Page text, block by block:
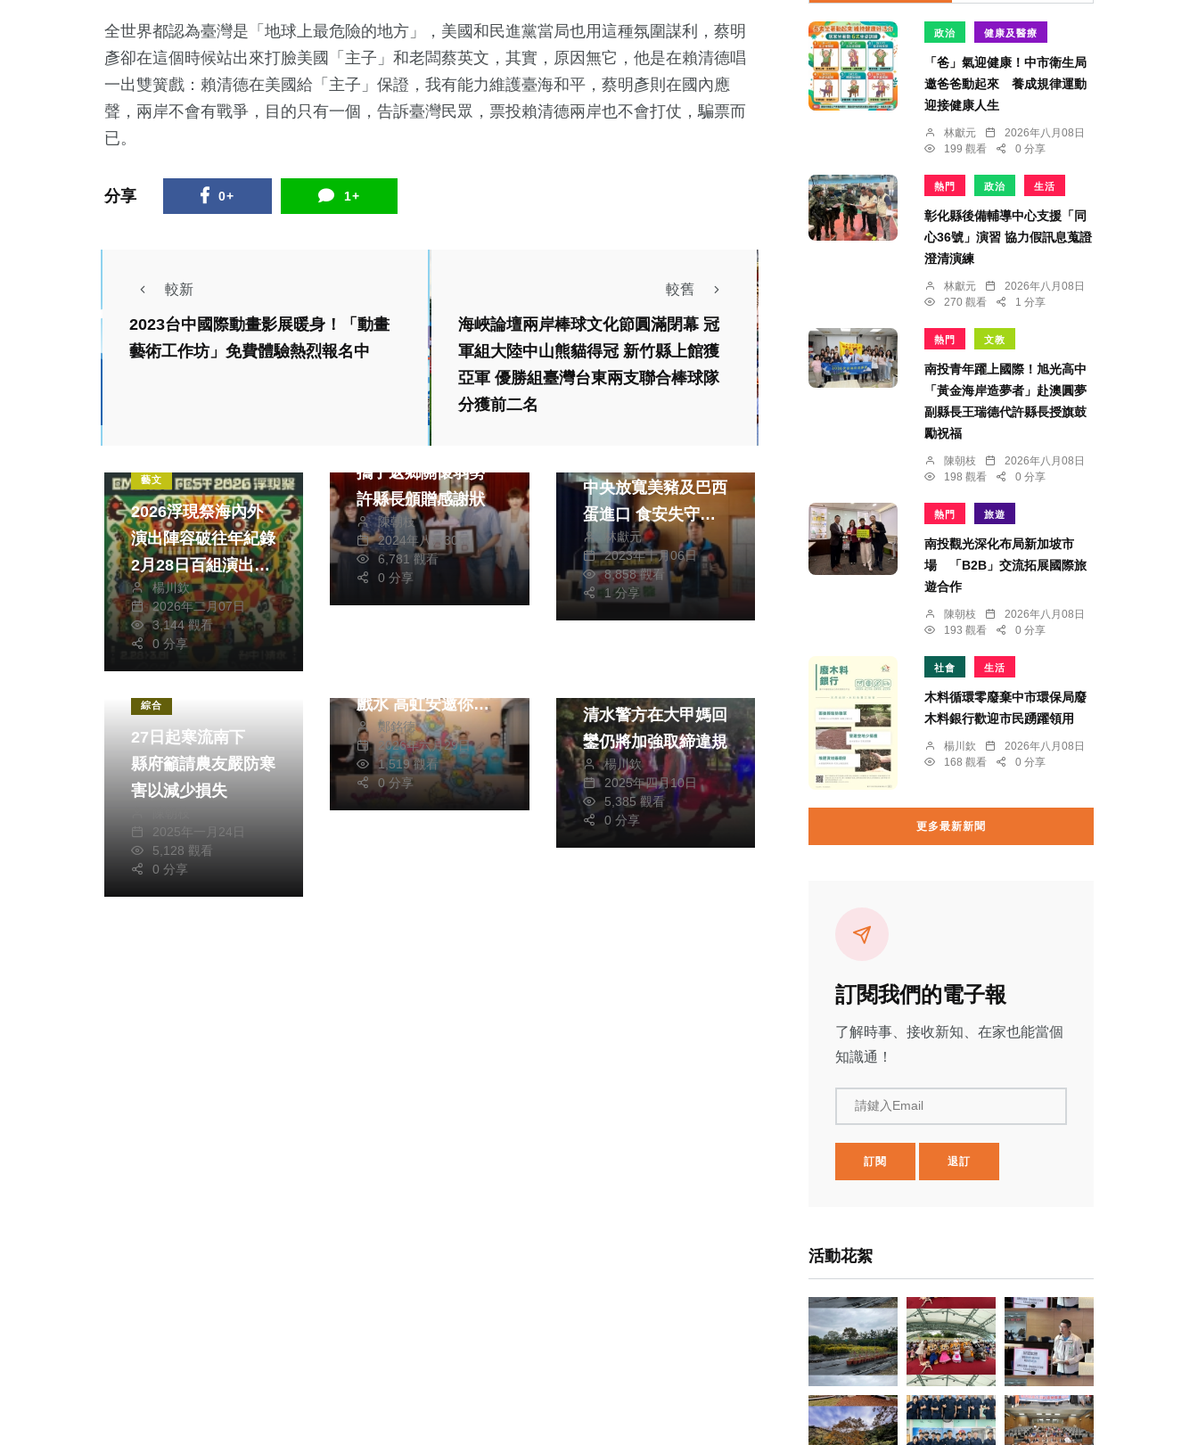
全世界都認為臺灣是「地球上最危險的地方」，美國和民進黨當局也用這種氛圍謀利，蔡明
彥卻在這個時候站出來打臉美國「主子」和老闆蔡英文，其實，原因無它，他是在賴清德唱
一出雙簧戲：賴清德在美國給「主子」保證，我有能力維護臺海和平，蔡明彥則在國內應
聲，兩岸不會有戰爭，目的只有一個，告訴臺灣民眾，票投賴清德兩岸也不會打仗，騙票而
已。
分享 0+ 1+
較新
2023台中國際動畫影展暖身！「動畫
藝術工作坊」免費體驗熱烈報名中
較舊
海峽論壇兩岸棒球文化節圓滿閉幕 冠
軍組大陸中山熊貓得冠 新竹縣上館獲
亞軍 優勝組臺灣台東兩支聯合棒球隊
分獲前二名
藝文
2026浮現祭海內外
演出陣容破往年紀錄
2月28日百組演出陣
容將於清水登場
楊川欽
2026年二月07日
3,144 觀看
0 分享
生活
偏鄉窮子弟事業有成
攜子返鄉關懷弱勢
許縣長頒贈感謝狀
陳朝枝
2024年八月30日
6,781 觀看
0 分享
熱門 政治
中央放寬美豬及巴西
蛋進口 食安失守、
中央失能 市長：中
市率先公開流向 市
民有知的權利
林獻元
2023年十月06日
8,858 觀看
1 分享
綜合
27日起寒流南下
縣府籲請農友嚴防寒
害以減少損失
2025年一月24日
5,128 觀看
0 分享
戲水 高虹安邀你來
消暑鄭銘德
2026年六月29日
1,519 觀看
0 分享
清水警方在大甲媽回
鑾仍將加強取締違規
楊川欽
2025年四月10日
5,385 觀看
0 分享
政治 健康及醫療
「爸」氣迎健康！中市衛生局
邀爸爸動起來 養成規律運動
迎接健康人生
林獻元
2026年八月08日
199 觀看
0 分享
熱門 政治 生活
彰化縣後備輔導中心支援「同
心36號」演習 協力假訊息蒐證
澄清演練
林獻元
2026年八月08日
270 觀看
1 分享
熱門 文教
南投青年躍上國際！旭光高中
「黃金海岸造夢者」赴澳圓夢
副縣長王瑞德代許縣長授旗鼓
勵祝福
陳朝枝
2026年八月08日
198 觀看
0 分享
熱門 旅遊
南投觀光深化布局新加坡市
場 「B2B」交流拓展國際旅
遊合作
陳朝枝
2026年八月08日
193 觀看
0 分享
社會 生活
木料循環零廢棄中市環保局廢
木料銀行歡迎市民踴躍領用
楊川欽
2026年八月08日
168 觀看
0 分享
更多最新新聞
訂閱我們的電子報
了解時事、接收新知、在家也能當個
知識通！
請鍵入Email
訂閱 退訂
活動花絮